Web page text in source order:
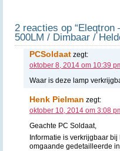
2 reacties op
500LM / Dimbaar /
PCSoldaat zegt:
oktober 8, 2014 om 10:39
Waar is deze lamp
Henk Pielman zegt:
oktober 10, 2014 om 3:08
Geachte PC Soldaat,
Informatie is verkrijgbaar
omgaande gedetailleerde